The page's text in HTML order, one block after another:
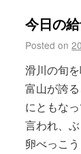
今日の
Posted on
滑川の旬
富山が誇
にともな
言われ、
卵べっこ